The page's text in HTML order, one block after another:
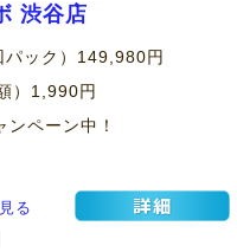
渋谷店
パック）149,980円
）1,990円
ペーン中！
る